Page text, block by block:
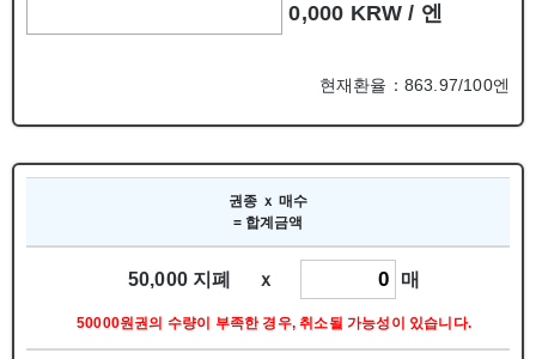
0,000 KRW / 엔
현재환율：863.97/100엔
권종 ｘ 매수
= 합계금액
50,000 지폐 ｘ 매
50000원권의 수량이 부족한 경우, 취소될 가능성이 있습니다.